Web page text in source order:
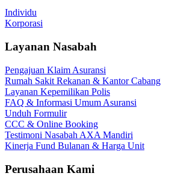
Individu
Korporasi
Layanan Nasabah
Pengajuan Klaim Asuransi
Rumah Sakit Rekanan & Kantor Cabang
Layanan Kepemilikan Polis
FAQ & Informasi Umum Asuransi
Unduh Formulir
CCC & Online Booking
Testimoni Nasabah AXA Mandiri
Kinerja Fund Bulanan & Harga Unit
Perusahaan Kami